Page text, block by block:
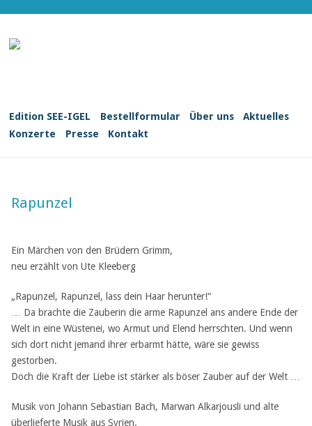
Edition SEE-IGEL Bestellformular Über uns
Aktuelles
Konzerte
Presse Kontakt
Rapunzel
Ein Märchen von den Brüdern Grimm,
neu erzählt von Ute Kleeberg
„Rapunzel, Rapunzel, lass dein Haar herunter!“
… Da brachte die Zauberin die arme Rapunzel ans andere Ende der
Welt in eine Wüstenei, wo Armut und Elend herrschten. Und wenn
sich dort nicht jemand ihrer erbarmt hätte, wäre sie gewiss
gestorben.
Doch die Kraft der Liebe ist stärker als böser Zauber auf der Welt …
Musik von Johann Sebastian Bach, Marwan Alkarjousli und alte
überlieferte Musik aus Syrien.